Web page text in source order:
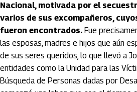
Nacional, motivada por el
varios de sus excompañeros,
fueron encontrados. Fue
las esposas, madres e hijos que aún
de sus seres queridos, lo que llevó a
entidades como la Unidad para las
Búsqueda de Personas dadas por